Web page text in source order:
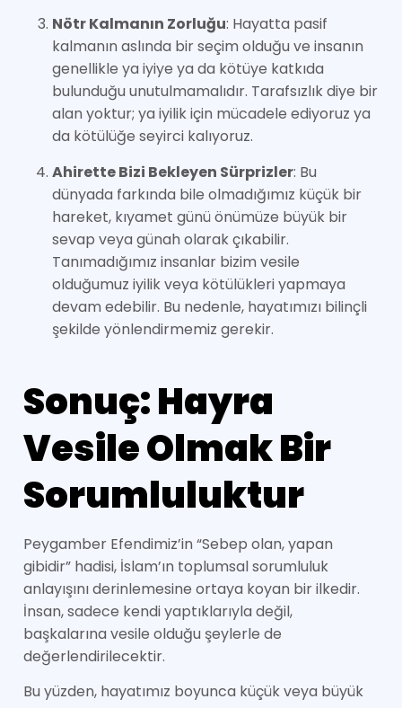
Nötr Kalmanın Zorluğu: Hayatta pasif
kalmanın aslında bir seçim olduğu ve insanın
genellikle ya iyiye ya da kötüye katkıda
bulunduğu unutulmamalıdır. Tarafsızlık diye bir
alan yoktur; ya iyilik için mücadele ediyoruz ya
da kötülüğe seyirci kalıyoruz.
Ahirette Bizi Bekleyen Sürprizler: Bu
dünyada farkında bile olmadığımız küçük bir
hareket, kıyamet günü önümüze büyük bir
sevap veya günah olarak çıkabilir.
Tanımadığımız insanlar bizim vesile
olduğumuz iyilik veya kötülükleri yapmaya
devam edebilir. Bu nedenle, hayatımızı bilinçli
şekilde yönlendirmemiz gerekir.
Sonuç: Hayra
Vesile Olmak Bir
Sorumluluktur
Peygamber Efendimiz’in “Sebep olan, yapan
gibidir” hadisi, İslam’ın toplumsal sorumluluk
anlayışını derinlemesine ortaya koyan bir ilkedir.
İnsan, sadece kendi yaptıklarıyla değil,
başkalarına vesile olduğu şeylerle de
değerlendirilecektir.
Bu yüzden, hayatımız boyunca küçük veya büyük